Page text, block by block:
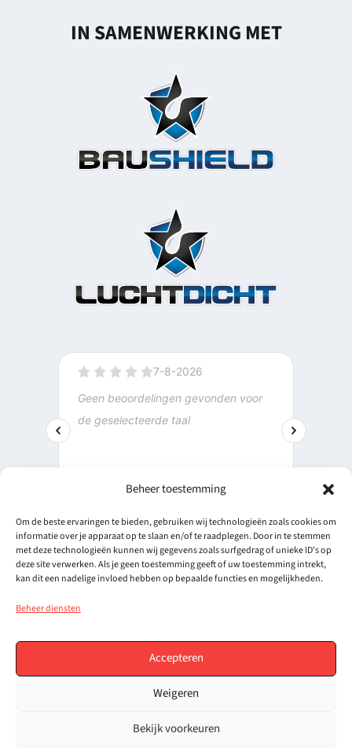
Beheer toestemming
Om de beste ervaringen te bieden, gebruiken wij technologieën zoals cookies om
informatie over je apparaat op te slaan en/of te raadplegen. Door in te stemmen
met deze technologieën kunnen wij gegevens zoals surfgedrag of unieke ID's op
deze site verwerken. Als je geen toestemming geeft of uw toestemming intrekt,
kan dit een nadelige invloed hebben op bepaalde functies en mogelijkheden.
Beheer diensten
Accepteren
Weigeren
Bekijk voorkeuren
IN SAMENWERKING MET
SITEMAP
Dakrenovatie
Over Cantex
Producten
Witte dakbedekking